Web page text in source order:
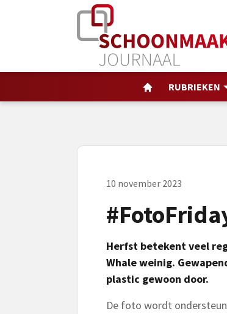
RUBRIEKEN
10 november 2023
Herfst betekent veel
Whale weinig.
plastic gewoon door.
De foto wordt